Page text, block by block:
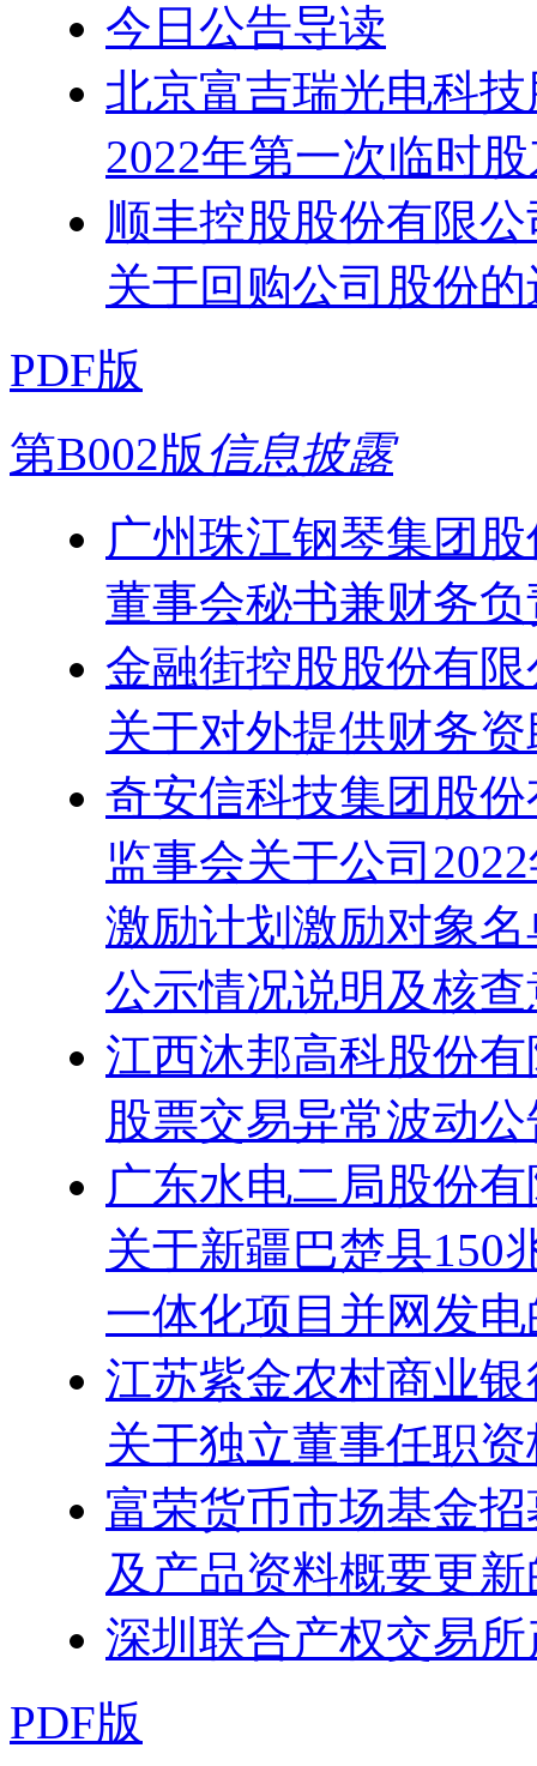
今日公告导读
北京富吉瑞光电科
2022年第一次临时
顺丰控股股份有限公
关于回购公司股份
PDF版
第B002版信息披露
广州珠江钢琴集团
董事会秘书兼财务
金融街控股股份有
关于对外提供财务
奇安信科技集团股
监事会关于公司
激励计划激励对象
公示情况说明及核
江西沐邦高科股份
股票交易异常波动公
广东水电二局股份
关于新疆巴楚县150
一体化项目并网发
江苏紫金农村商业
关于独立董事任职
富荣货币市场基金
及产品资料概要更
深圳联合产权交易
PDF版